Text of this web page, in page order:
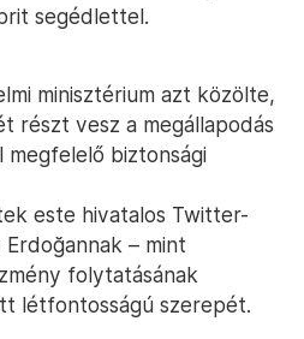
segédlettel.
minisztérium azt közölte,
részt vesz a megállapodás
megfelelő biztonsági
este hivatalos Twitter-
– mint
folytatásának
létfontosságú szerepét.